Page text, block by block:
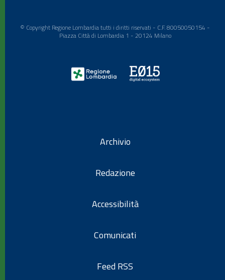
© Copyright Regione Lombardia tutti i diritti riservati - C.F. 80050050154 -
Piazza Città di Lombardia 1 - 20124 Milano
Archivio
Redazione
Accessibilità
Comunicati
Feed RSS